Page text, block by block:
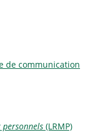
de communication
personnels (LRMP)